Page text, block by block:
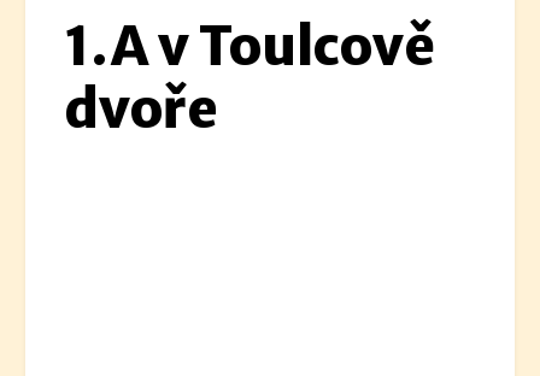
1.A v Toulcově
dvoře